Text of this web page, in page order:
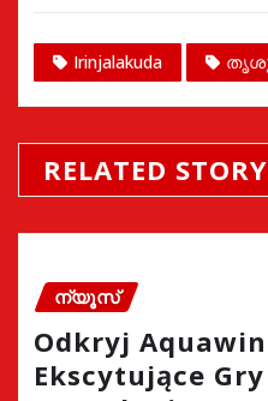
Irinjalakuda
RELATED STORY
ന്യൂസ്
Odkryj Aquawin
Ekscytujące